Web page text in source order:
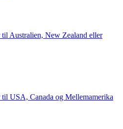
til Australien, New Zealand eller
til USA, Canada og Mellemamerika